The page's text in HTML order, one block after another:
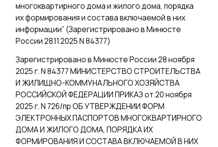
многоквартирного дома и жилого дома, порядка
их формирования и состава включаемой в них
информации” (Зарегистрировано в Минюсте
России 28.11.2025 N 84377)
Зарегистрировано в Минюсте России 28 ноября
2025 г. N 84377 МИНИСТЕРСТВО СТРОИТЕЛЬСТВА
И ЖИЛИЩНО-КОММУНАЛЬНОГО ХОЗЯЙСТВА
РОССИЙСКОЙ ФЕДЕРАЦИИ ПРИКАЗ от 20 ноября
2025 г. N 726/пр ОБ УТВЕРЖДЕНИИ ФОРМ
ЭЛЕКТРОННЫХ ПАСПОРТОВ МНОГОКВАРТИРНОГО
ДОМА И ЖИЛОГО ДОМА, ПОРЯДКА ИХ
ФОРМИРОВАНИЯ И СОСТАВА ВКЛЮЧАЕМОЙ В НИХ